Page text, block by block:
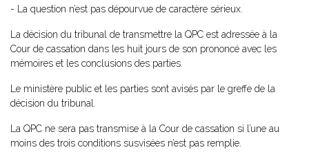
- La question n’est pas dépourvue de caractère sérieux.
La décision du tribunal de transmettre la QPC est adressée à la
Cour de cassation dans les huit jours de son prononcé avec les
mémoires et les conclusions des parties.
Le ministère public et les parties sont avisés par le greffe de la
décision du tribunal.
La QPC ne sera pas transmise à la Cour de cassation si l’une au
moins des trois conditions susvisées n’est pas remplie.